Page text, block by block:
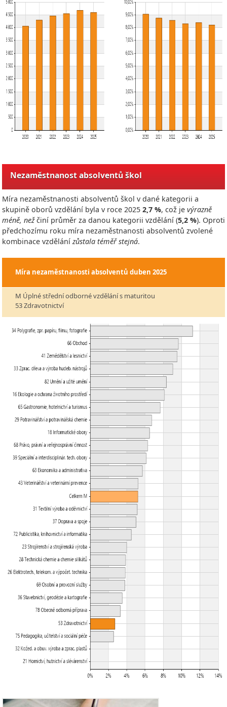
Nezaměstnanost absolventů škol
Míra nezaměstnanosti absolventů škol v dané kategorii a
skupině oborů vzdělání byla v roce 2025 2,7 %, což je výrazně
méně, nežčiní průměr za danou kategorii vzdělání (5,2 %). Oproti
předchozímu roku míra nezaměstnanosti absolventů zvolené
kombinace vzdělánízůstala téměř stejná.
Míra nezaměstnanosti absolventů duben 2025
M Úplné střední odborné vzdělání s maturitou
53 Zdravotnictví